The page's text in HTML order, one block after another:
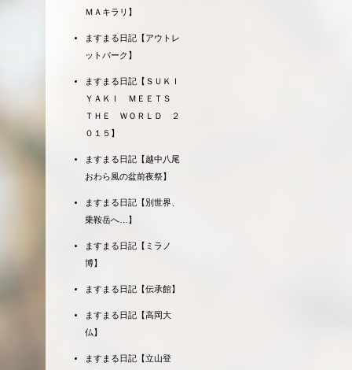
ＭＡキラリ】
ますまる日記【アウトレ
ットパーク】
ますまる日記【ＳＵＫＩ
ＹＡＫＩ ＭＥＥＴＳ
ＴＨＥ ＷＯＲＬＤ ２
０１５】
ますまる日記【越中八尾
おわら風の盆前夜祭】
ますまる日記【別世界、
乗鞍岳へ…】
ますまる日記【ミラノ
博】
ますまる日記【伝承館】
ますまる日記【高岡大
仏】
ますまる日記【立山登